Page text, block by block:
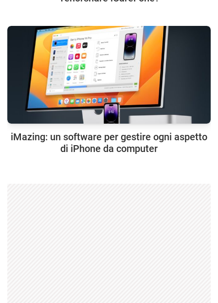
iMazing: un software per gestire ogni aspetto
di iPhone da computer